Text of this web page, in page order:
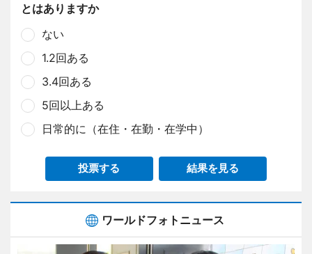
とはありますか
ない
1.2回ある
3.4回ある
5回以上ある
日常的に（在住・在勤・在学中）
投票する 結果を見る
ワールドフォトニュース